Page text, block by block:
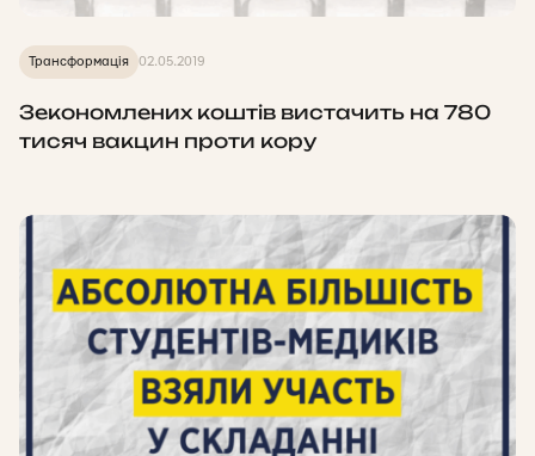
Трансформація 02.05.2019
Зекономлених коштів вистачить на 780
тисяч вакцин проти кору